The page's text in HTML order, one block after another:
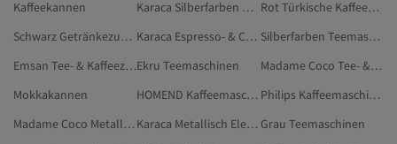
Kaffeekannen
Karaca Silberfarben Kaffeemaschinen
Rot Türkische Kaffeemaschine
Schwarz Getränkezubereitung
Karaca Espresso- & Cappuccino-Maschinen
Silberfarben Teemaschinen
Emsan Tee- & KaffeezubereitungEkru Teemaschinen
Madame Coco Tee- & Kaffeezubereitung
Mokkakannen
HOMEND Kaffeemaschinen
Philips Kaffeemaschinen
Madame Coco Metallisch Tee- & Kaffeezubereitung
Karaca Metallisch Elektronik Grau Teemaschinen